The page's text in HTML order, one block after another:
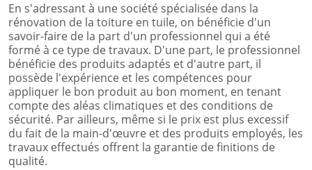
En s'adressant à une société spécialisée dans la
rénovation de la toiture en tuile, on bénéficie d'un
savoir-faire de la part d'un professionnel qui a été
formé à ce type de travaux. D'une part, le professionnel
bénéficie des produits adaptés et d'autre part, il
possède l'expérience et les compétences pour
appliquer le bon produit au bon moment, en tenant
compte des aléas climatiques et des conditions de
sécurité. Par ailleurs, même si le prix est plus excessif
du fait de la main-d'œuvre et des produits employés, les
travaux effectués offrent la garantie de finitions de
qualité.